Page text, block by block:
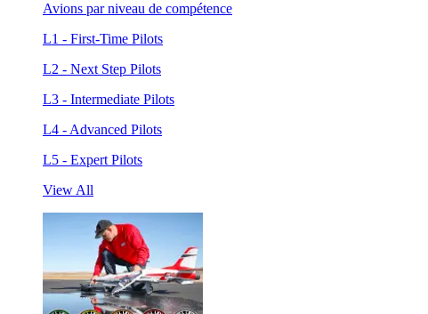
Avions par niveau de compétence
L1 - First-Time Pilots
L2 - Next Step Pilots
L3 - Intermediate Pilots
L4 - Advanced Pilots
L5 - Expert Pilots
View All